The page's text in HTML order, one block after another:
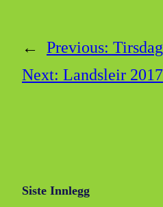
← Previous:
Next: Landsleir
Siste Innlegg